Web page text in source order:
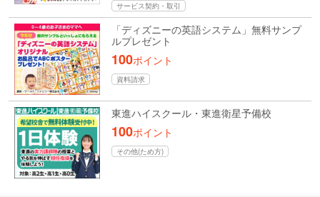
サービス契約・取引
「ディズニーの英語システム」無料サンプ
ルプレゼント
100ポイント
資料請求
東進ハイスクール・東進衛星予備校
100ポイント
その他(ため方)